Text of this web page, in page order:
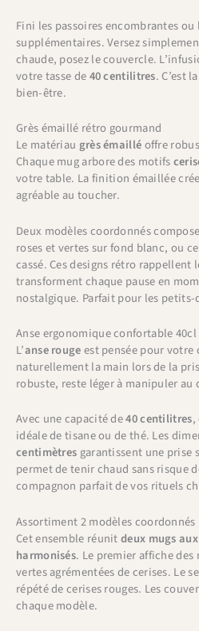
Fini les passoires encombrantes ou
supplémentaires. Versez
chaude, posez le couvercle.
votre tasse de40 centilitres. C’est
bien-être.
Grès émaillé rétro gourmand
Le matériau grès émailléoffre
Chaque mug arbore des motifs
votre table. La finition émaillée
agréable au toucher.
Deux modèles coordonnés
roses et vertes sur fond blanc, ou
cassé. Ces designs rétro rappellent
transforment chaque pause en
nostalgique. Parfait pour les
Anse ergonomique confortable 40cl
L’anse rougeest pensée pour
naturellement la main lors de la
robuste, reste léger à manipuler
Avec une capacité de40 centilitres
idéale de tisane ou de thé. Les
centimètresgarantissent une prise
permet de tenir chaud sans risque
compagnon parfait de vos rituels
Assortiment 2 modèles coordonnés
Cet ensemble réunitdeux mugs
harmonisés. Le premier affiche
vertes agrémentées de cerises. Le
répété de cerises rouges. Les
chaque modèle.